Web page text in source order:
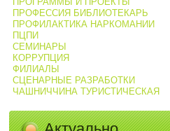
ПРОФЕССИЯ БИБЛИОТЕКАРЬ
ПРОФИЛАКТИКА НАРКОМАНИИ
ПЦПИ
СЕМИНАРЫ
КОРРУПЦИЯ
ФИЛИАЛЫ
СЦЕНАРНЫЕ РАЗРАБОТКИ
ЧАШНИЧЧИНА ТУРИСТИЧЕСКАЯ